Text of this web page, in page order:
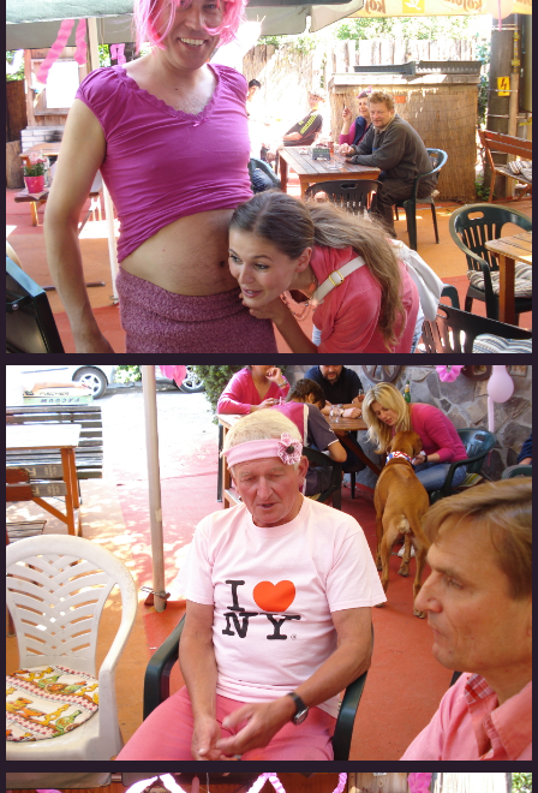
Občerstvovna U Jeroušků
Rozdrojovice
Šafránka 182E
Horní Jerouškov
723 317 805
petr.jerousek@vinium.cz
© 2026 eStránky.cz WebSlice |Tisk|Aktualizováno: 2. 1. 2025|
Nahoru ↑